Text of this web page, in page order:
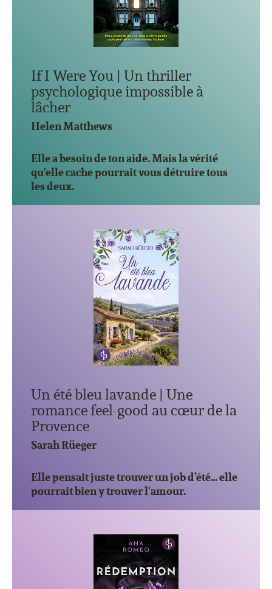
If I Were You | Un thriller
psychologique impossible à
lâcher
Helen Matthews
Elle a besoin de ton aide. Mais la vérité
qu'elle cache pourrait vous détruire tous
les deux.
Un été bleu lavande | Une
romance feel-good au cœur de la
Provence
Sarah Rüeger
Elle pensait juste trouver un job d’été… elle
pourrait bien y trouver l'amour.